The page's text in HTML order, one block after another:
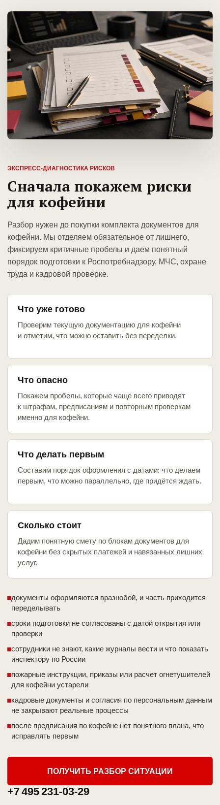
ЭКСПРЕСС-ДИАГНОСТИКА РИСКОВ
Сначала покажем риски
для кофейни
Разбор нужен до покупки комплекта документов для
кофейни. Мы отделяем обязательное от лишнего,
фиксируем критичные пробелы и даем понятный
порядок подготовки к Роспотребнадзору, МЧС, охране
труда и кадровой проверке.
Что уже готово
Проверим текущую документацию для кофейни
и отметим, что можно оставить без переделки.
Что опасно
Покажем пробелы, которые чаще всего приводят
к штрафам, предписаниям и повторным проверкам
именно для кофейни.
Что делать первым
Составим порядок оформления с датами: что делаем
первым, что можно параллельно, где придётся ждать.
Сколько стоит
Дадим понятную смету по блокам документов для
кофейни без скрытых платежей и навязанных лишних
услуг.
документы оформляются вразнобой, и часть приходится
переделывать
сроки подготовки не согласованы с датой открытия или
проверки
сотрудники не знают, какие журналы вести и что показать
инспектору по России
пожарные инструкции, приказы или расчет огнетушителей
для кофейни устарели
кадровые документы и согласия по персональным данным
не закрывают реальные процессы
после предписания по кофейне нет понятного плана, что
исправлять первым
ПОЛУЧИТЬ РАЗБОР СИТУАЦИИ
+7 495 231-03-29